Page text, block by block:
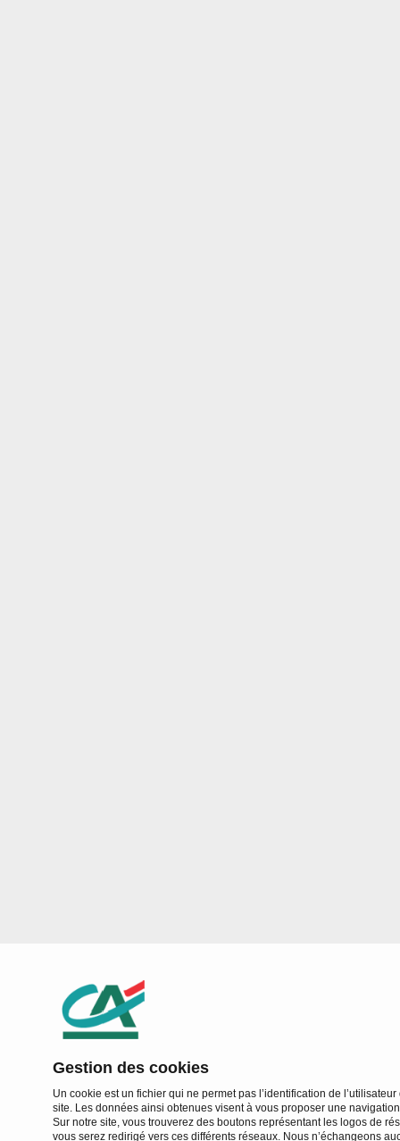
Gestion des cookies
Un cookie est un fichier qui ne permet pas l’identification de
site. Les données ainsi obtenues visent à vous proposer une
Sur notre site, vous trouverez des boutons représentant les logos de
vous serez redirigé vers ces différents réseaux. Nous n’échangeons